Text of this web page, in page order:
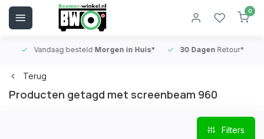
0
Vandaag besteldMorgen in Huis* 30 DagenRetour*
Terug
Producten getagd met screenbeam 960
Filters